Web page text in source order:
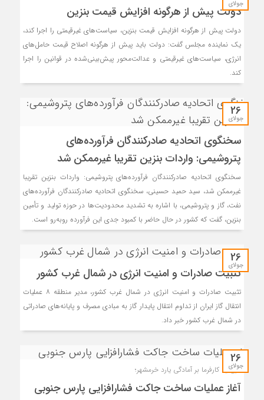
جولای
دولت پیش از هرگونه افزایش قیمت بنزین
دولت پیش از هرگونه افزایش قیمت بنزین، سیاست‌های غیرقیمتی را اجرا کند،
یک نماینده مجلس گفت: دولت باید پیش از هرگونه اصلاح قیمت حامل‌های
انرژی، سیاست‌های غیرقیمتی و عدالت‌محور پیش‌بینی‌شده در قوانین را اجرا
کند.
26
جولای
سخنگوی اتحادیه صادرکنندگان فرآورده‌های
پتروشیمی: واردات بنزین تقریبا غیرممکن شد
سخنگوی اتحادیه صادرکنندگان فرآورده‌های پتروشیمی: واردات بنزین تقریبا
غیرممکن شد، سید حمید حسینی، سخنگوی اتحادیه صادرکنندگان فرآورده‌های
نفت، گاز و پتروشیمی، با اشاره به تشدید محدودیت‌ها در حوزه تولید و تأمین
بنزین، گفت که کشور در حال حاضر با کمبود جدی این فرآورده روبه‌رو است.
26
جولای
تثبیت صادرات و امنیت انرژی در شمال‌ غرب کشور
تثبیت صادرات و امنیت انرژی در شمال‌ غرب کشور، مدیر منطقه ۸ عملیات
انتقال گاز ایران از تداوم انتقال پایدار گاز به مبادی مصرف و پایانه‌های صادراتی
در شمال‌ غرب کشور خبر داد.
26
جولای
تأییدیه کارفرما بر آمادگی یارد خرمشهر؛
آغاز عملیات ساخت جاکت فشارافزایی پارس جنوبی